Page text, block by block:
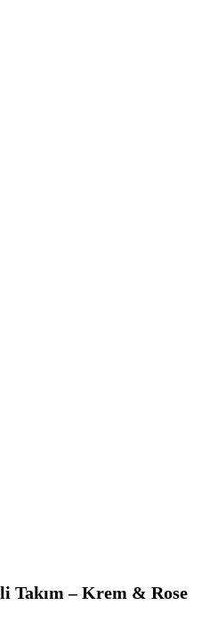
Takım – Krem & Rose